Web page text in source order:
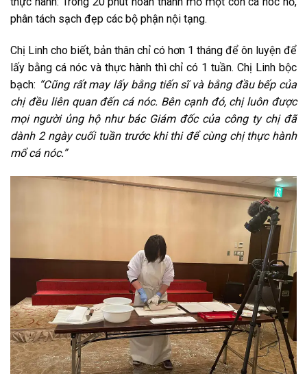
phân tách sạch đẹp các bộ phận nội tạng.
Chị Linh cho biết, bản thân chỉ có hơn 1 tháng để ôn luyện để
lấy bằng cá nóc và thực hành thì chỉ có 1 tuần. Chị Linh bộc
bạch: “Cũng rất may lấy bằng tiến sĩ và bằng đầu bếp của
chị đều liên quan đến cá nóc. Bên cạnh đó, chị luôn được
mọi người ủng hộ như bác Giám đốc của công ty chị đã
dành 2 ngày cuối tuần trước khi thi để cùng chị thực hành
mổ cá nóc.”